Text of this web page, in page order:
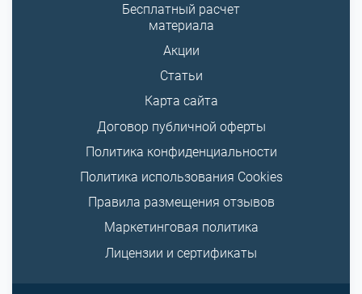
Бесплатный расчет
материала
Акции
Статьи
Карта сайта
Договор публичной оферты
Политика конфиденциальности
Политика использования Cookies
Правила размещения отзывов
Маркетинговая политика
Лицензии и сертификаты